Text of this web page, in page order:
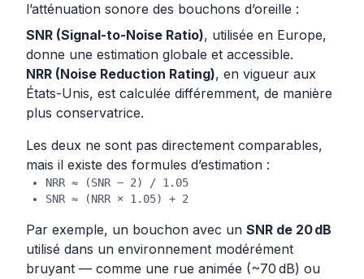
l’atténuation sonore des bouchons d’oreille :
SNR (Signal-to-Noise Ratio), utilisée en Europe,
donne une estimation globale et accessible.
NRR (Noise Reduction Rating), en vigueur aux
États-Unis, est calculée différemment, de manière
plus conservatrice.
Les deux ne sont pas directement comparables,
mais il existe des formules d’estimation :
NRR ≈ (SNR − 2) / 1.05
SNR ≈ (NRR × 1.05) + 2
Par exemple, un bouchon avec un SNR de 20 dB
utilisé dans un environnement modérément
bruyant — comme une rue animée (~70 dB) ou